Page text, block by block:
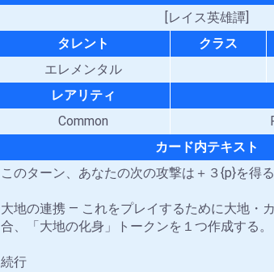
[レイス英雄譚]
タレント
クラス
エレメンタル
レアリティ
Common
カード内テキスト
このターン、あなたの次の攻撃は＋３{p}を得る
大地の連携 ― これをプレイするために大地・
合、「大地の化身」トークンを１つ作成する。
続行